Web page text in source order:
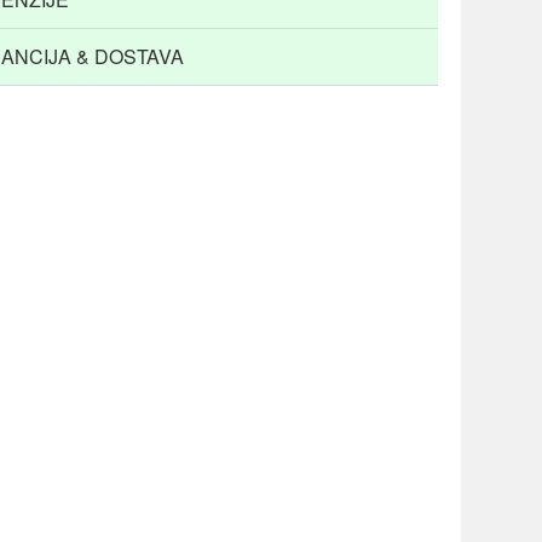
& DOSTAVA